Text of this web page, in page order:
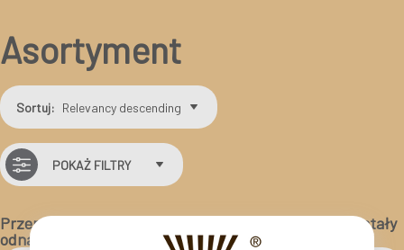
Asortyment
POKAŻ FILTRY
Sortuj: Relevancy descending
Przepraszamy, ale produkty, których szukasz, nie zostały
odnalezione.